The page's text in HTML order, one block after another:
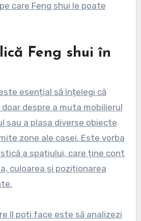
care Feng shui le poate
Feng shui în
esențial să înțelegi că
despre a muta mobilierul
sau a plasa diverse obiecte
zone ale casei. Este vorba
a spațiului, care ține cont
culoarea și poziționarea
îl poți face este să analizezi